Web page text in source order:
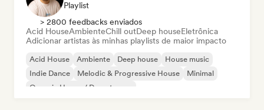
Playlist
> 2800 feedbacks enviados
Acid HouseAmbienteChill outDeep houseEletrônica
Adicionar artistas às minhas playlists de maior impacto
Acid House Ambiente Deep house
House music
Indie Dance
Melodic & Progressive House
Minimal
Organic House / Downtempo